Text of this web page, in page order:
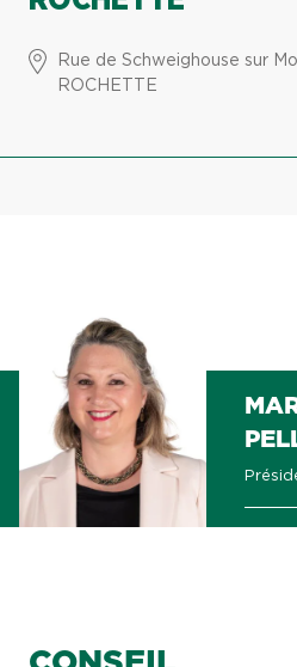
Rue de Schweighouse sur
ROCHETTE